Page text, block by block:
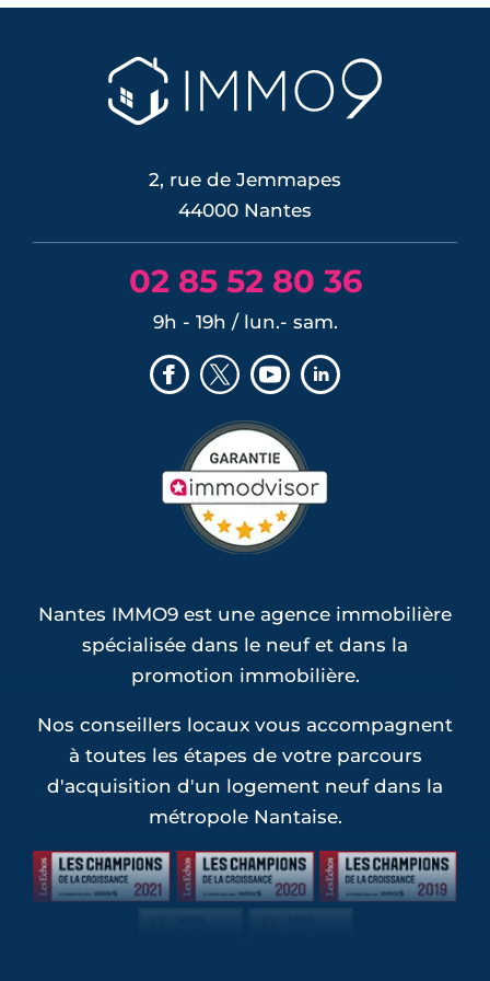
2, rue de Jemmapes
44000 Nantes
02 85 52 80 36
9h - 19h / lun.- sam.
Nantes IMMO9 est une agence immobilière
spécialisée dans le neuf et dans la
promotion immobilière.
Nos conseillers locaux vous accompagnent
à toutes les étapes de votre parcours
d'acquisition d'un logement neuf dans la
métropole Nantaise.